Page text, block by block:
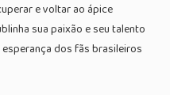
e voltar ao ápice
sua paixão e seu talento
dos fãs brasileiros